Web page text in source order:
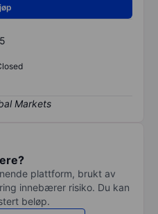
plattform, brukt av
innebærer risiko. Du kan
beløp.